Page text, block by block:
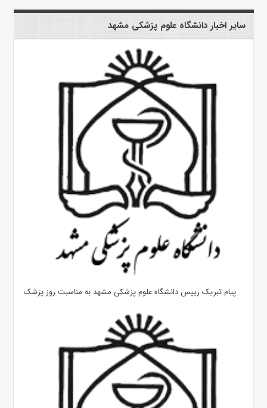
سایر اخبار دانشگاه علوم پزشکی مشهد
پیام تبریک رییس دانشگاه علوم پزشکی مشهد به مناسبت روز پزشک